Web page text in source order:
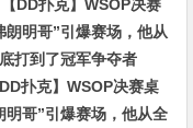
DD扑克】WSOP决赛桌
明哥”引爆赛场，他从全